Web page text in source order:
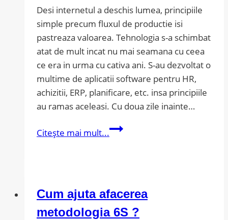
Desi internetul a deschis lumea, principiile
simple precum fluxul de productie isi
pastreaza valoarea. Tehnologia s-a schimbat
atat de mult incat nu mai seamana cu ceea
ce era in urma cu cativa ani. S-au dezvoltat o
multime de aplicatii software pentru HR,
achizitii, ERP, planificare, etc. insa principiile
au ramas aceleasi. Cu doua zile inainte…
Citește mai mult...Fluxul
nesperat
Cum ajuta afacerea
metodologia 6S ?